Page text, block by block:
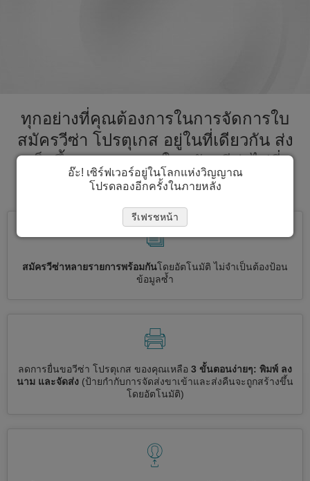
ทุกอย่างที่คุณต้องการในการจัดการใบ
สมัครวีซ่า โปรตุเกส อยู่ในที่เดียวกัน ส่ง
เร็วขึ้นกระบวนการใบสมัครวีซ่าไปที่
โปรตุเกส
สมัครวีซ่าหลายรายการพร้อมกันโดยอัตโนมัติ ไม่จำเป็นต้องป้อน
ข้อมูลซ้ำ
ลดการยื่นขอวีซ่า โปรตุเกส ของคุณเหลือ 3 ขั้นตอนง่ายๆ: พิมพ์ ลง
นาม และจัดส่ง (ป้ายกำกับการจัดส่งขาเข้าและส่งคืนจะถูกสร้างขึ้น
โดยอัตโนมัติ)
อ๊ะ! เซิร์ฟเวอร์อยู่ในโลกแห่งวิญญาณ
โปรดลองอีกครั้งในภายหลัง
รีเฟรชหน้า